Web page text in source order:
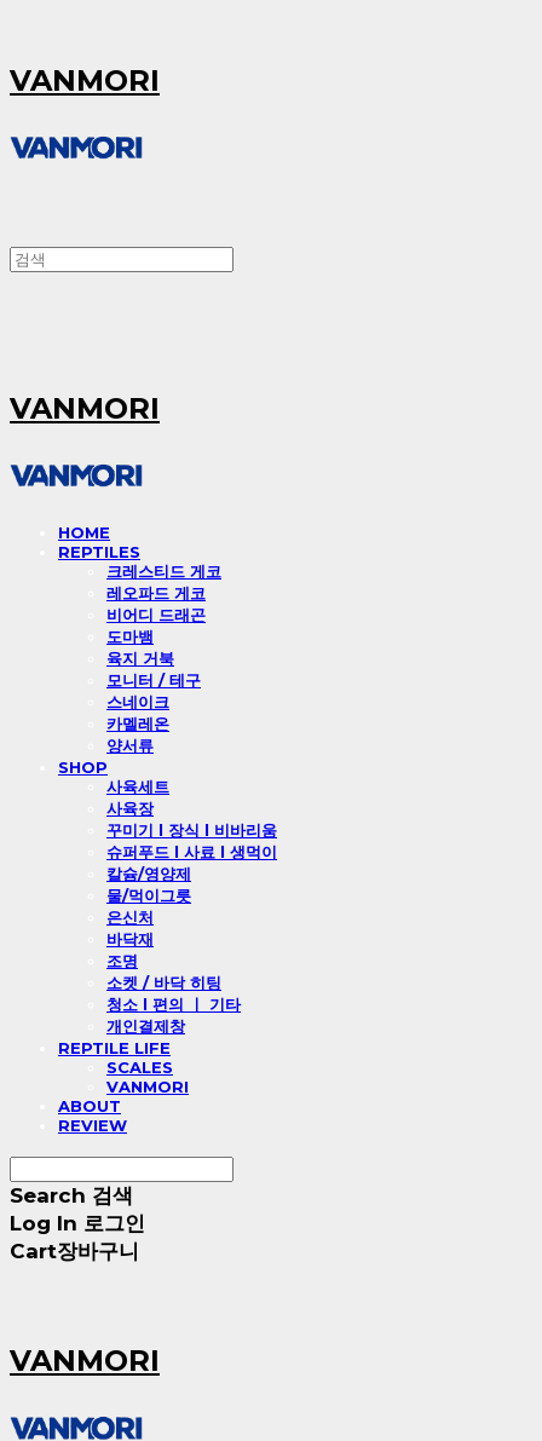
VANMORI
VANMORI
HOME
REPTILES
크레스티드 게코
레오파드 게코
비어디 드래곤
도마뱀
육지 거북
모니터 / 테구
스네이크
카멜레온
양서류
SHOP
사육세트
사육장
꾸미기 l 장식 l 비바리움
슈퍼푸드 l 사료 l 생먹이
칼슘/영양제
물/먹이그릇
은신처
바닥재
조명
소켓 / 바닥 히팅
청소 l 편의 ㅣ 기타
개인결제창
REPTILE LIFE
SCALES
VANMORI
ABOUT
REVIEW
Search 검색
Log In 로그인
Cart장바구니
VANMORI